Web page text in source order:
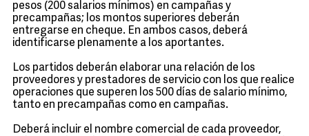
pesos (200 salarios mínimos) en campañas y
precampañas; los montos superiores deberán
entregarse en cheque. En ambos casos, deberá
identificarse plenamente a los aportantes.
Los partidos deberán elaborar una relación de los
proveedores y prestadores de servicio con los que realice
operaciones que superen los 500 días de salario mínimo,
tanto en precampañas como en campañas.
Deberá incluir el nombre comercial de cada proveedor,